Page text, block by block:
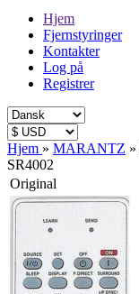
Hjem
Fjernstyringer
Kontakter
Log på
Registrer
Hjem » MARANTZ »
SR4002
Original